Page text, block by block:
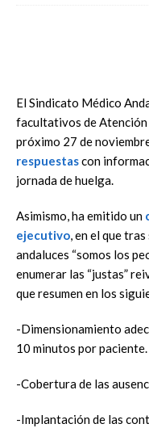
​El Sindicato Médico
facultativos de Atención
próximo 27 de
respuestascon
jornada de huelga.
Asimismo, ha emitido un
ejecutivo, en el que
andaluces “somos los
enumerar las “justas”
que resumen en los
-Dimensionamiento
10 minutos por paciente.
-Cobertura de las
-Implantación de las